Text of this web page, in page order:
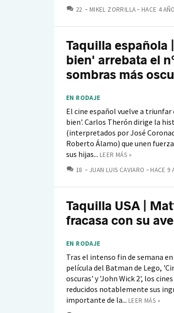
22 COMENTARIOS
MIKEL ZORRILLA HACE 4
Taquilla española
bien' arrebata el
sombras más
EN RODAJE
El cine español vuelve a triunfar
bien'. Carlos Therón dirige la
(interpretados por José
Roberto Álamo) que unen
sus hijas... LEER MÁS »
18 COMENTARIOS
JUAN LUIS CAVIARO HACE 9
Taquilla USA |
fracasa con su
EN RODAJE
Tras el intenso fin de semana
película del Batman de Lego,
oscuras' y 'John Wick 2', los
reducidos notablemente sus
importante de la... LEER MÁS »